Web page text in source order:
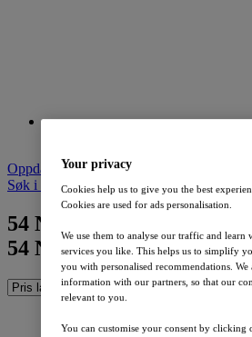
Oppdater søk
Søk i lageret av nye biler
54 Nissan Leaf funnet
54 Nissan Leaf funnet
Your privacy
Cookies help us to give you the best
Cookies are used for ads personalisation.
We use them to analyse our traffic and learn
services you like. This helps us to simplify
you with personalised recommendations. We
information with our partners, so that our
relevant to you.
You can customise your consent by clicking